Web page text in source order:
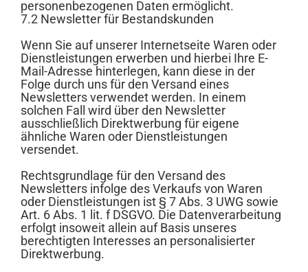
personenbezogenen Daten ermöglicht.
7.2 Newsletter für Bestandskunden
Wenn Sie auf unserer Internetseite Waren oder
Dienstleistungen erwerben und hierbei Ihre E-
Mail-Adresse hinterlegen, kann diese in der
Folge durch uns für den Versand eines
Newsletters verwendet werden. In einem
solchen Fall wird über den Newsletter
ausschließlich Direktwerbung für eigene
ähnliche Waren oder Dienstleistungen
versendet.
Rechtsgrundlage für den Versand des
Newsletters infolge des Verkaufs von Waren
oder Dienstleistungen ist § 7 Abs. 3 UWG sowie
Art. 6 Abs. 1 lit. f DSGVO. Die Datenverarbeitung
erfolgt insoweit allein auf Basis unseres
berechtigten Interesses an personalisierter
Direktwerbung.